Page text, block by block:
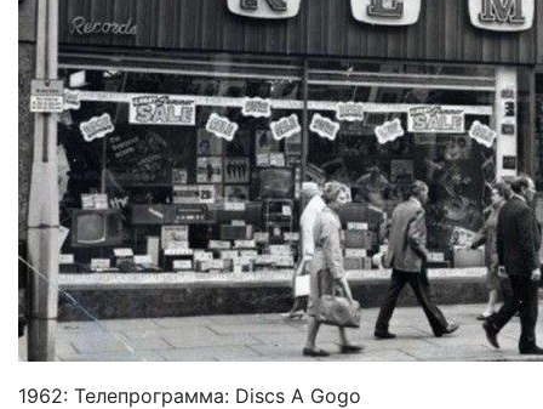
1962: Телепрограмма: Discs A Gogo